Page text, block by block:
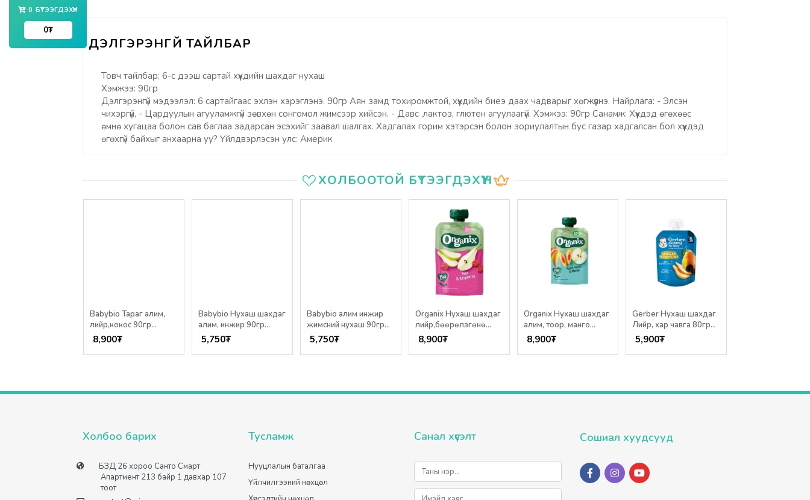
Товч тайлбар: 6-с дээш сартай хүүхдийн шахдаг нухаш
Хэмжээ: 90гр
Дэлгэрэнгүй мэдээлэл: 6 сартайгаас эхлэн хэрэглэнэ. 90гр Аян замд тохиромжтой, хүүхдийн биеэ даах чадварыг хөгжүүлнэ. Найрлага: - Элсэн
чихэргүй, - Цардуулын агууламжгүй зөвхөн сонгомол жимсээр хийсэн. - Давс ,лактоз, глютен агуулаагүй. Хэмжээ: 90гр Санамж: Хүүхдэд өгөхөөс
өмнө хугацаа болон сав баглаа задарсан эсэхийг заавал шалгах. Хадгалах горим хэтэрсэн болон зориулалтын бус газар хадгалсан бол хүүхдэд
өгөхгүй байхыг анхаарна уу? Үйлдвэрлэсэн улс: Америк
ХОЛБООТОЙ БҮТЭЭГДЭХҮҮН
Babybio Тараг алим,
лийр,кокос 90гр
/6+сар/
8,900₮
Babybio Нухаш шахдаг
алим, инжир 90гр
/6+сар/
5,750₮
Babybio алим инжир
жимсний нухаш 90гр
6+сар
5,750₮
Organix Нухаш шахдаг
лийр,бөөрөлзгөнө
100гр /6+ сар/
8,900₮
Organix Нухаш шахдаг
алим, тоор, манго
100гр /12+ сар/
8,900₮
Gerber Нухаш шахдаг
Лийр, хар чавга 80гр
/6+ сар/
5,900₮
Холбоо барих
БЗД 26 хороо Санто Смарт
Апартмент 213 байр 1 давхар 107
тоот
Тусламж
Нууцлалын баталгаа
Үйлчилгээний нөхцөл
Санал хүсэлт Сошиал хуудсууд
0 БҮТЭЭГДЭХҮҮН
0₮